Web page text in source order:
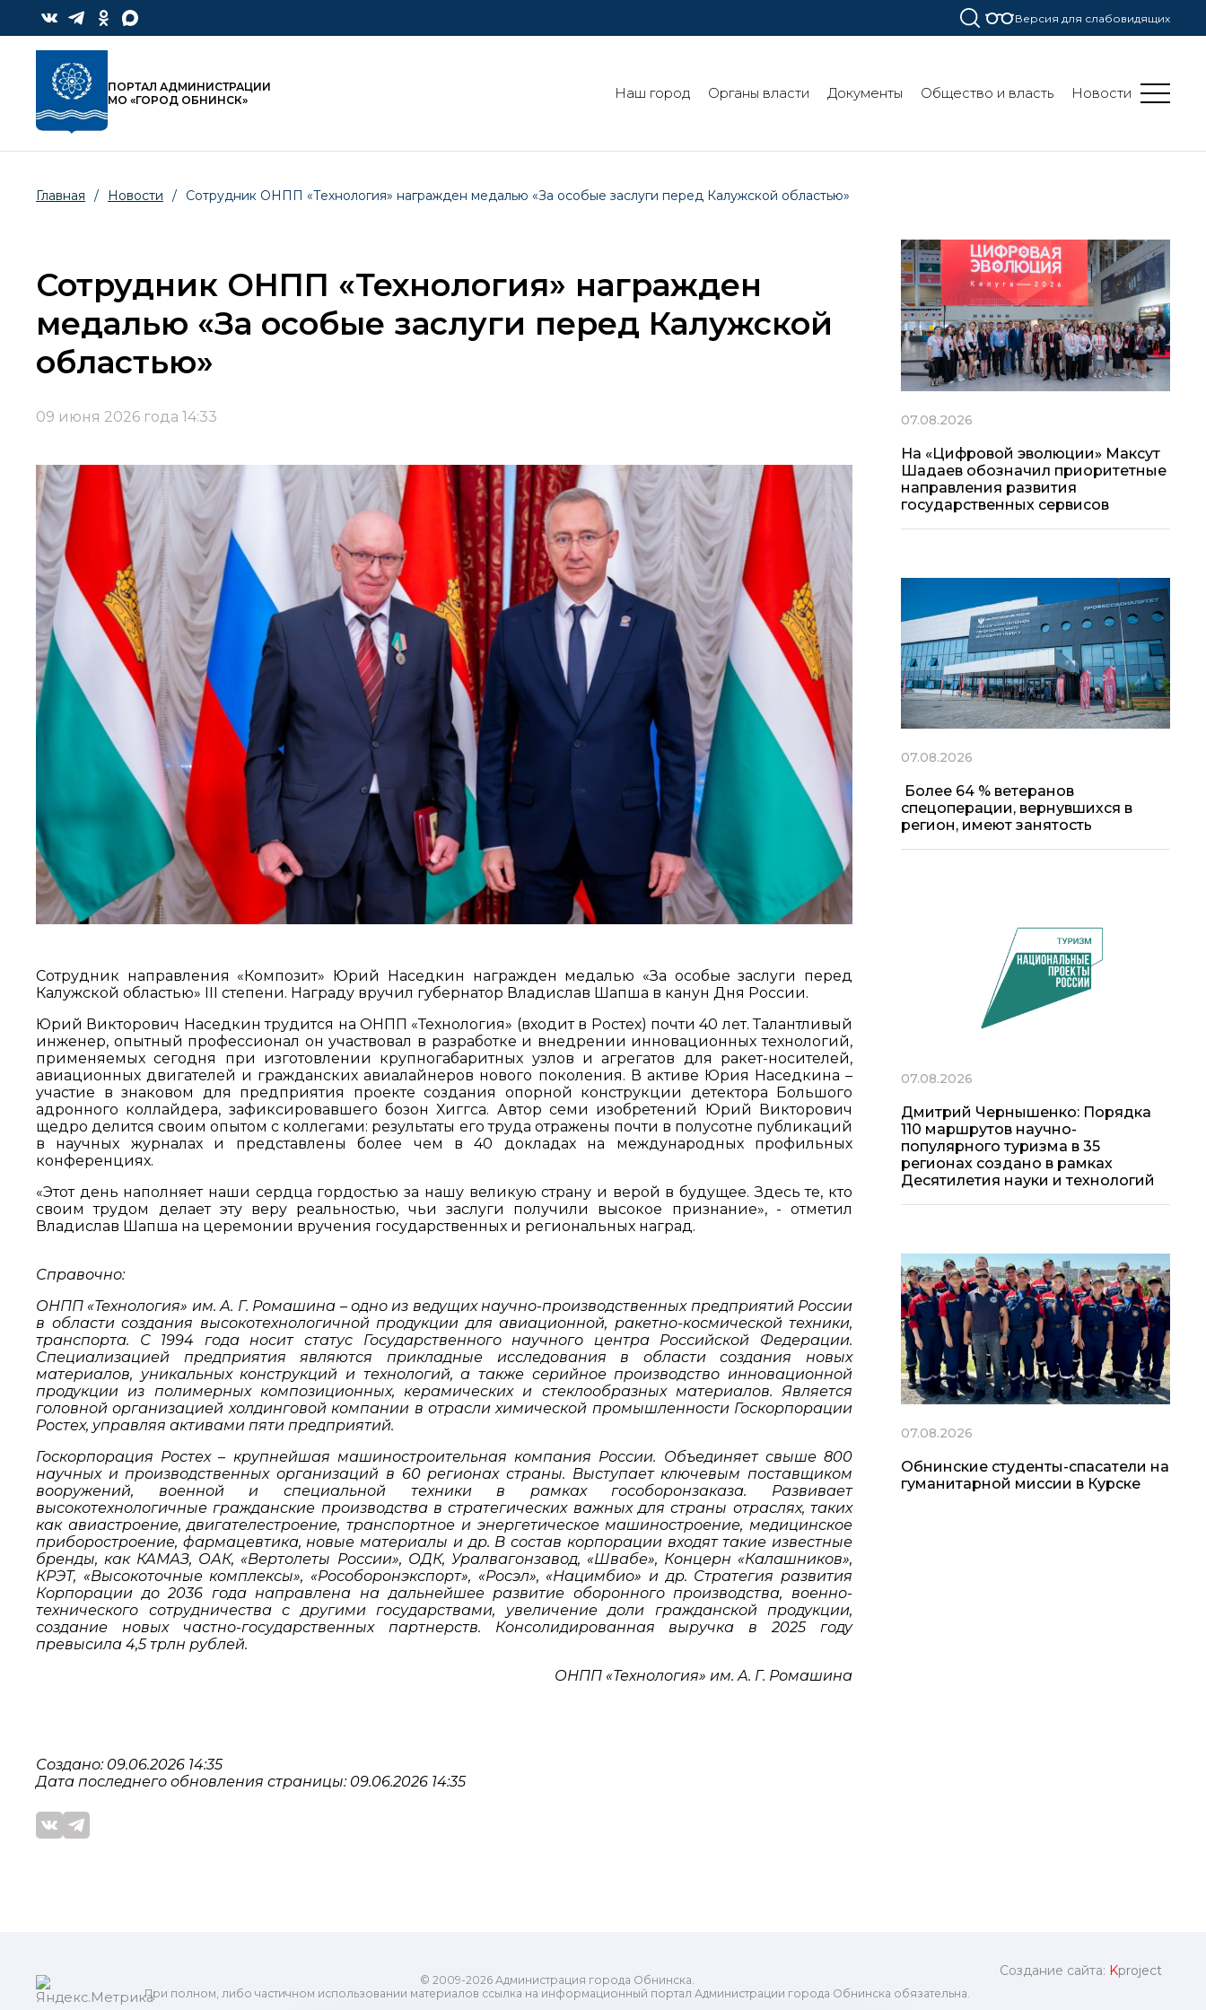
Версия для слабовидящих
ПОРТАЛ АДМИНИСТРАЦИИ
МО «ГОРОД ОБНИНСК»
Наш город Органы власти Документы Общество и власть Новости
Главная / Новости / Сотрудник ОНПП «Технология» награжден медалью «За особые заслуги перед Калужской областью»
Сотрудник ОНПП «Технология» награжден
медалью «За особые заслуги перед Калужской
областью»
09 июня 2026 года 14:33
Сотрудник направления «Композит» Юрий Наседкин награжден медалью «За особые заслуги перед
Калужской областью» III степени. Награду вручил губернатор Владислав Шапша в канун Дня России.
Юрий Викторович Наседкин трудится на ОНПП «Технология» (входит в Ростех) почти 40 лет. Талантливый
инженер, опытный профессионал он участвовал в разработке и внедрении инновационных технологий,
применяемых сегодня при изготовлении крупногабаритных узлов и агрегатов для ракет-носителей,
авиационных двигателей и гражданских авиалайнеров нового поколения. В активе Юрия Наседкина –
участие в знаковом для предприятия проекте создания опорной конструкции детектора Большого
адронного коллайдера, зафиксировавшего бозон Хиггса. Автор семи изобретений Юрий Викторович
щедро делится своим опытом с коллегами: результаты его труда отражены почти в полусотне публикаций
в научных журналах и представлены более чем в 40 докладах на международных профильных
конференциях.
«Этот день наполняет наши сердца гордостью за нашу великую страну и верой в будущее. Здесь те, кто
своим трудом делает эту веру реальностью, чьи заслуги получили высокое признание», - отметил
Владислав Шапша на церемонии вручения государственных и региональных наград.
Справочно:
ОНПП «Технология» им. А. Г. Ромашина – одно из ведущих научно-производственных предприятий России
в области создания высокотехнологичной продукции для авиационной, ракетно-космической техники,
транспорта. С 1994 года носит статус Государственного научного центра Российской Федерации.
Специализацией предприятия являются прикладные исследования в области создания новых
материалов, уникальных конструкций и технологий, а также серийное производство инновационной
продукции из полимерных композиционных, керамических и стеклообразных материалов. Является
головной организацией холдинговой компании в отрасли химической промышленности Госкорпорации
Ростех, управляя активами пяти предприятий.
Госкорпорация Ростех – крупнейшая машиностроительная компания России. Объединяет свыше 800
научных и производственных организаций в 60 регионах страны. Выступает ключевым поставщиком
вооружений, военной и специальной техники в рамках гособоронзаказа. Развивает
высокотехнологичные гражданские производства в стратегических важных для страны отраслях, таких
как авиастроение, двигателестроение, транспортное и энергетическое машиностроение, медицинское
приборостроение, фармацевтика, новые материалы и др. В состав корпорации входят такие известные
бренды, как КАМАЗ, ОАК, «Вертолеты России», ОДК, Уралвагонзавод, «Швабе», Концерн «Калашников»,
КРЭТ, «Высокоточные комплексы», «Рособоронэкспорт», «Росэл», «Нацимбио» и др. Стратегия развития
Корпорации до 2036 года направлена на дальнейшее развитие оборонного производства, военно-
технического сотрудничества с другими государствами, увеличение доли гражданской продукции,
создание новых частно-государственных партнерств. Консолидированная выручка в 2025 году
превысила 4,5 трлн рублей.
ОНПП «Технология» им. А. Г. Ромашина
Создано: 09.06.2026 14:35
Дата последнего обновления страницы: 09.06.2026 14:35
07.08.2026
На «Цифровой эволюции» Максут
Шадаев обозначил приоритетные
направления развития
государственных сервисов
07.08.2026
Более 64 % ветеранов
спецоперации, вернувшихся в
регион, имеют занятость
07.08.2026
Дмитрий Чернышенко: Порядка
110 маршрутов научно-
популярного туризма в 35
регионах создано в рамках
Десятилетия науки и технологий
07.08.2026
Обнинские студенты-спасатели на
гуманитарной миссии в Курске
© 2009-2026 Администрация города Обнинска.
При полном, либо частичном использовании материалов ссылка на информационный портал Администрации города Обнинска обязательна.
Создание сайта: Kproject